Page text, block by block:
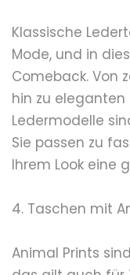
Klassische
Mode, und in
Comeback. Von
hin zu
Ledermodelle
Sie passen zu
Ihrem Look eine
4. Taschen mit
Animal Prints